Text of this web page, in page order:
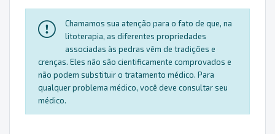
Chamamos sua atenção para o fato de que, na
litoterapia, as diferentes propriedades
associadas às pedras vêm de tradições e
crenças. Eles não são cientificamente comprovados e
não podem substituir o tratamento médico. Para
qualquer problema médico, você deve consultar seu
médico.